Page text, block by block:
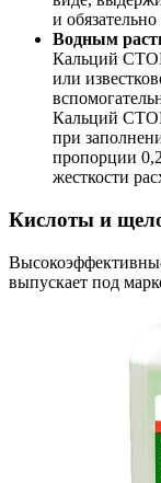
и
Водным
Кальций
или
Кальций
при
пропорции
жесткости
Кислоты и
выпускает под